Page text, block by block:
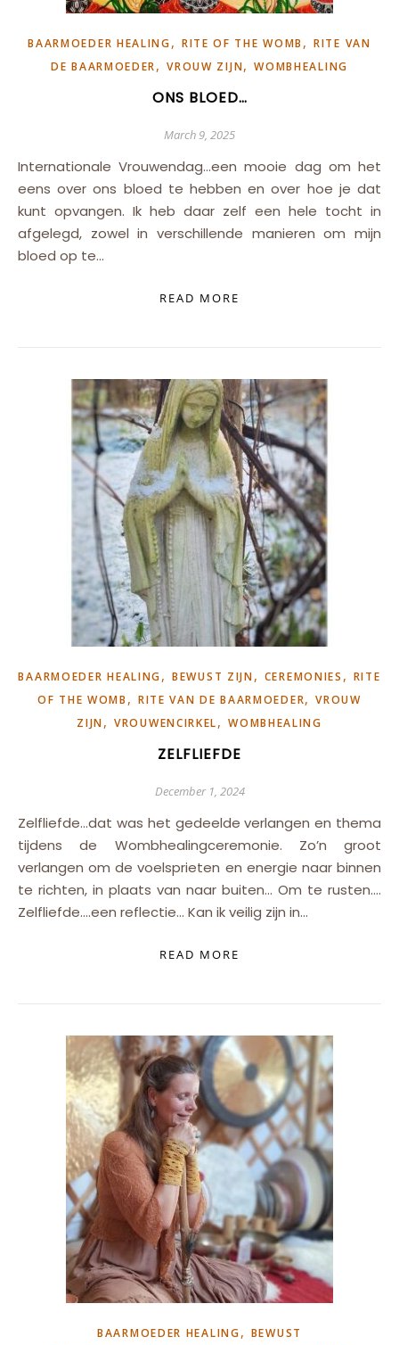
BAARMOEDER HEALING, RITE OF THE WOMB ,RITE VAN
DE BAARMOEDER,VROUW ZIJN,WOMBHEALING
ONS BLOED…
March 9, 2025
Internationale Vrouwendag…een mooie dag om het
eens over ons bloed te hebben en over hoe je dat
kunt opvangen. Ik heb daar zelf een hele tocht in
afgelegd, zowel in verschillende manieren om mijn
bloed op te…
READ MORE
BAARMOEDER HEALING,BEWUST ZIJN, CEREMONIES , RITE
OF THE WOMB , RITE VAN DE BAARMOEDER,VROUW
ZIJN, VROUWENCIRKEL,WOMBHEALING
ZELFLIEFDE
December 1, 2024
Zelfliefde…dat was het gedeelde verlangen en thema
tijdens de Wombhealingceremonie. Zo’n groot
verlangen om de voelsprieten en energie naar binnen
te richten, in plaats van naar buiten… Om te rusten….
Zelfliefde….een reflectie… Kan ik veilig zijn in…
READ MORE
BAARMOEDER HEALING, BEWUST